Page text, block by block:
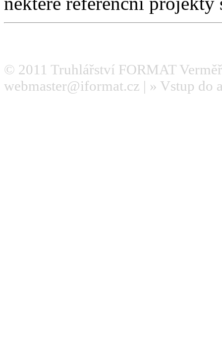
© 2011 Truhlářství FORMAT
webmaster@iformat.cz | » Vstup do